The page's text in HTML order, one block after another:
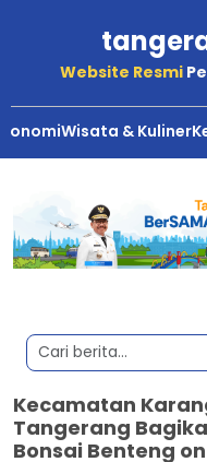
Website Resmi
Wisata & Kuliner
Kecamatan
Tangerang
Bonsai Benteng